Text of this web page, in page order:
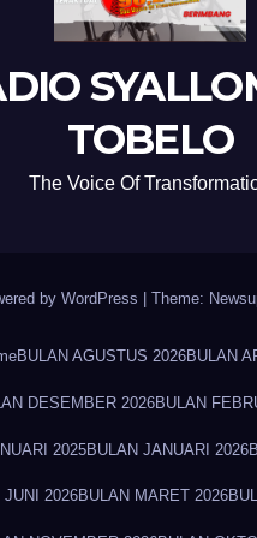
TOBELO
The Voice Of
by WordPress | Theme:
BULAN AGUSTUS 2026BULAN
DESEMBER 2026BULAN
2025BULAN JANUARI 2026
JUNI 2026BULAN MARET 2026